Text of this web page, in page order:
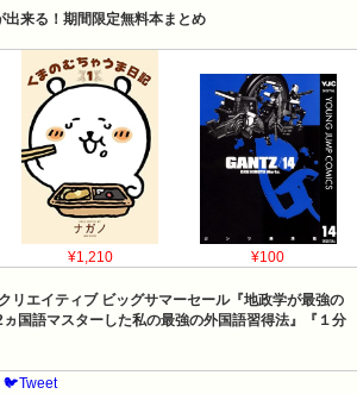
来る！期間限定無料本まとめ
¥1,210 ¥100
リエイティブ ビッグサマーセール『地政学が最強の
国語マスターした私の最強の外国語習得法』『１分
🐦Tweet